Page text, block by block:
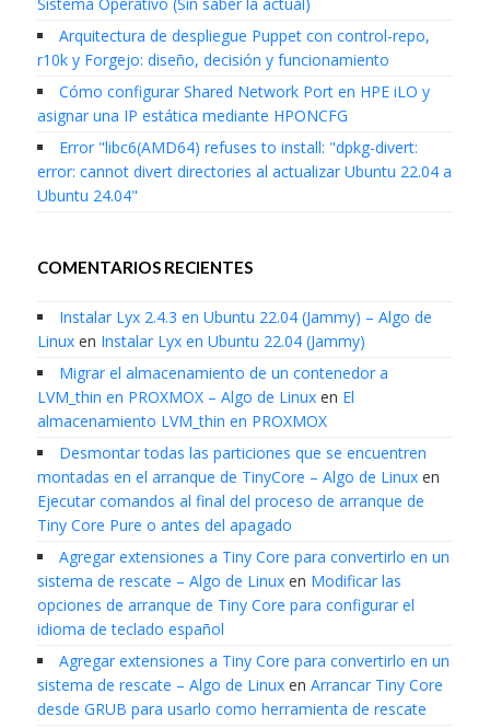
Arquitectura de despliegue Puppet con control-repo,
r10k y Forgejo: diseño, decisión y funcionamiento
Cómo configurar Shared Network Port en HPE iLO y
asignar una IP estática mediante HPONCFG
Error "libc6(AMD64) refuses to install: "dpkg-divert:
error: cannot divert directories al actualizar Ubuntu 22.04 a
Ubuntu 24.04"
COMENTARIOS RECIENTES
Instalar Lyx 2.4.3 en Ubuntu 22.04 (Jammy) – Algo de
Linuxen Instalar Lyx en Ubuntu 22.04 (Jammy)
Migrar el almacenamiento de un contenedor a
LVM_thin en PROXMOX – Algo de Linuxen El
almacenamiento LVM_thin en PROXMOX
Desmontar todas las particiones que se encuentren
montadas en el arranque de TinyCore – Algo de Linuxen
Ejecutar comandos al final del proceso de arranque de
Tiny Core Pure o antes del apagado
Agregar extensiones a Tiny Core para convertirlo en un
sistema de rescate – Algo de Linuxen Modificar las
opciones de arranque de Tiny Core para configurar el
idioma de teclado español
Agregar extensiones a Tiny Core para convertirlo en un
sistema de rescate – Algo de Linuxen Arrancar Tiny Core
desde GRUB para usarlo como herramienta de rescate